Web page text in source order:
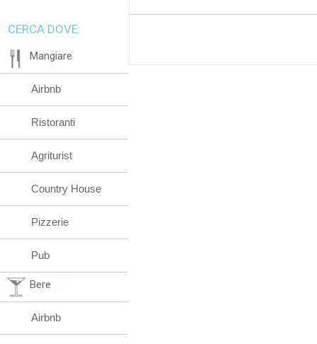
CERCA DOVE:
Mangiare
Airbnb
Ristoranti
Agriturist
Country House
Pizzerie
Pub
Bere
Airbnb